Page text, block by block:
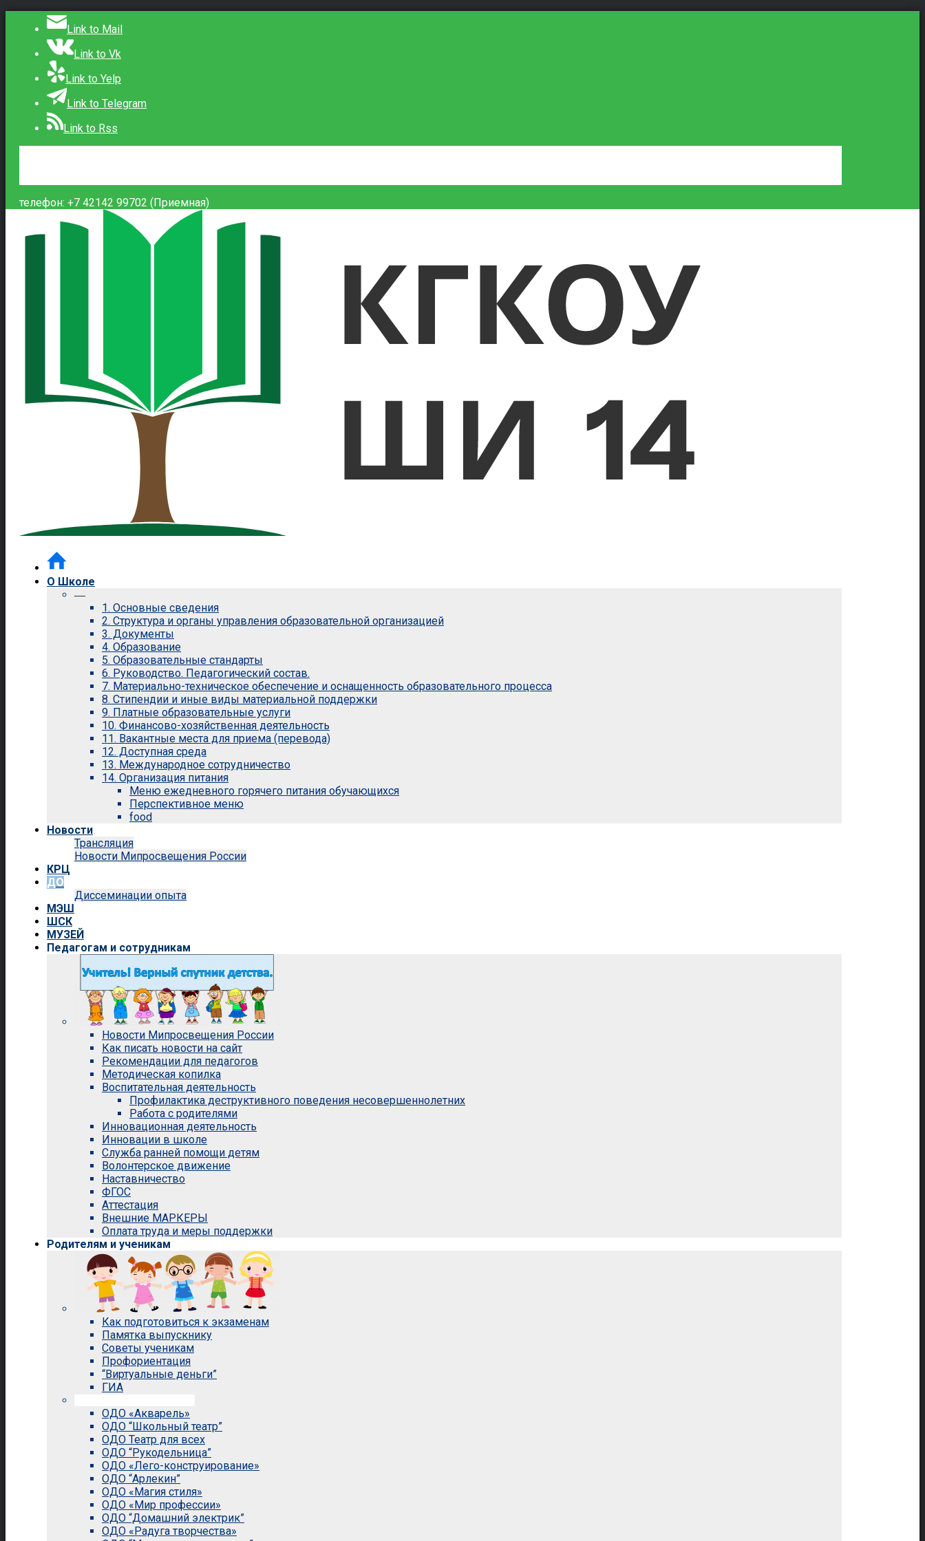
Link to Mail
Link to Vk
Link to Yelp
Link to Telegram
Link to Rss
телефон: +7 42142 99702 (Приемная)
О Школе
—
1. Основные сведения
2. Структура и органы управления образовательной организацией
3. Документы
4. Образование
5. Образовательные стандарты
6. Руководство. Педагогический состав.
7. Материально-техническое обеспечение и оснащенность образовательного процесса
8. Стипендии и иные виды материальной поддержки
9. Платные образовательные услуги
10. Финансово-хозяйственная деятельность
11. Вакантные места для приема (перевода)
12. Доступная среда
13. Международное сотрудничество
14. Организация питания
Меню ежедневного горячего питания обучающихся
Перспективное меню
food
Новости
Трансляция
Новости Мипросвещения России
КРЦ
ДО
Диссеминации опыта
МЭШ
ШСК
МУЗЕЙ
Педагогам и сотрудникам
Новости Мипросвещения России
Как писать новости на сайт
Рекомендации для педагогов
Методическая копилка
Воспитательная деятельность
Профилактика деструктивного поведения несовершеннолетних
Работа с родителями
Инновационная деятельность
Инновации в школе
Служба ранней помощи детям
Волонтерское движение
Наставничество
ФГОС
Аттестация
Внешние МАРКЕРЫ
Оплата труда и меры поддержки
Родителям и ученикам
Как подготовиться к экзаменам
Памятка выпускнику
Советы ученикам
Профориентация
“Виртуальные деньги”
ГИА
ОДО «Акварель»
ОДО “Школьный театр”
ОДО Театр для всех
ОДО “Рукодельница”
ОДО «Лего-конструирование»
ОДО “Арлекин”
ОДО «Магия стиля»
ОДО «Мир профессии»
ОДО “Домашний электрик”
ОДО «Радуга творчества»